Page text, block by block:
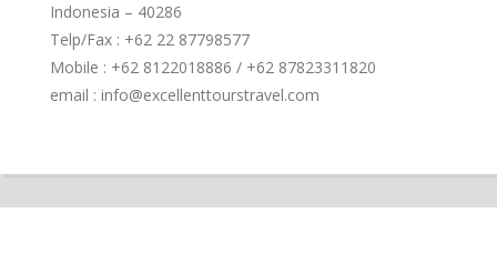
Indonesia – 40286
Telp/Fax : +62 22 87798577
Mobile : +62 8122018886 / +62 87823311820
email : info@excellenttourstravel.com